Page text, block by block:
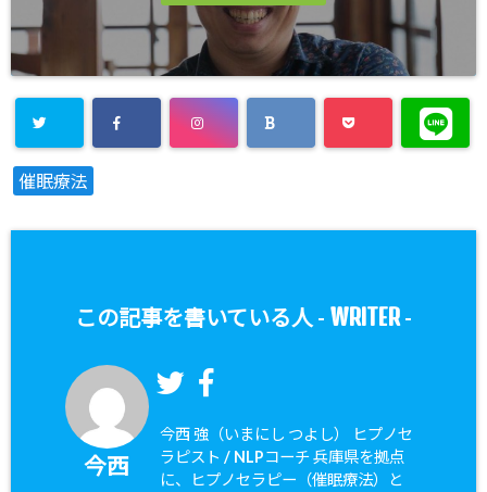
催眠療法
この記事を書いている人 - WRITER-
今西
今西 強（いまにし つよし） ヒプノセ
ラピスト / NLPコーチ 兵庫県を拠点
に、ヒプノセラピー（催眠療法）と